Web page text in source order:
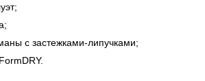
с застежками-липучками;